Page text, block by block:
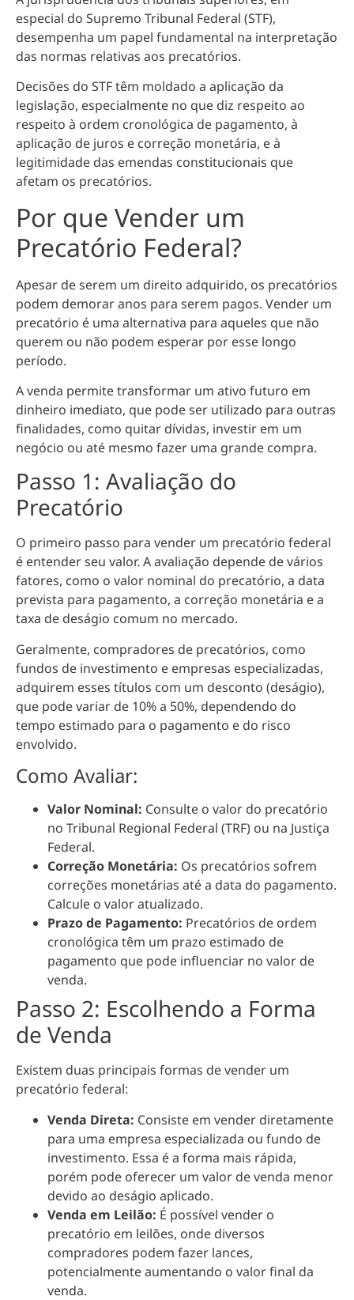
especial do Supremo Tribunal Federal (STF),
desempenha um papel fundamental na interpretação
das normas relativas aos precatórios.
Decisões do STF têm moldado a aplicação da
legislação, especialmente no que diz respeito ao
respeito à ordem cronológica de pagamento, à
aplicação de juros e correção monetária, e à
legitimidade das emendas constitucionais que
afetam os precatórios.
Por que Vender um
Precatório Federal?
Apesar de serem um direito adquirido, os precatórios
podem demorar anos para serem pagos. Vender um
precatório é uma alternativa para aqueles que não
querem ou não podem esperar por esse longo
período.
A venda permite transformar um ativo futuro em
dinheiro imediato, que pode ser utilizado para outras
finalidades, como quitar dívidas, investir em um
negócio ou até mesmo fazer uma grande compra.
Passo 1: Avaliação do
Precatório
O primeiro passo para vender um precatório federal
é entender seu valor. A avaliação depende de vários
fatores, como o valor nominal do precatório, a data
prevista para pagamento, a correção monetária e a
taxa de deságio comum no mercado.
Geralmente, compradores de precatórios, como
fundos de investimento e empresas especializadas,
adquirem esses títulos com um desconto (deságio),
que pode variar de 10% a 50%, dependendo do
tempo estimado para o pagamento e do risco
envolvido.
Como Avaliar:
Valor Nominal: Consulte o valor do precatório
no Tribunal Regional Federal (TRF) ou na Justiça
Federal.
Correção Monetária: Os precatórios sofrem
correções monetárias até a data do pagamento.
Calcule o valor atualizado.
Prazo de Pagamento: Precatórios de ordem
cronológica têm um prazo estimado de
pagamento que pode influenciar no valor de
venda.
Passo 2: Escolhendo a Forma
de Venda
Existem duas principais formas de vender um
precatório federal:
Venda Direta: Consiste em vender diretamente
para uma empresa especializada ou fundo de
investimento. Essa é a forma mais rápida,
porém pode oferecer um valor de venda menor
devido ao deságio aplicado.
Venda em Leilão: É possível vender o
precatório em leilões, onde diversos
compradores podem fazer lances,
potencialmente aumentando o valor final da
venda.